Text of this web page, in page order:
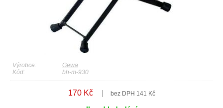
Výrobce:
Gewa
Kód:
bh-m-930
170 Kč bez DPH 141 Kč